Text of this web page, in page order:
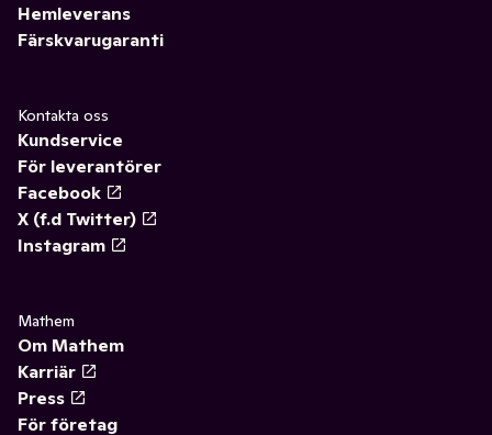
Hemleverans
Färskvarugaranti
Kontakta oss
Kundservice
För leverantörer
Facebook
X (f.d Twitter)
Instagram
Mathem
Om Mathem
Karriär
Press
För företag